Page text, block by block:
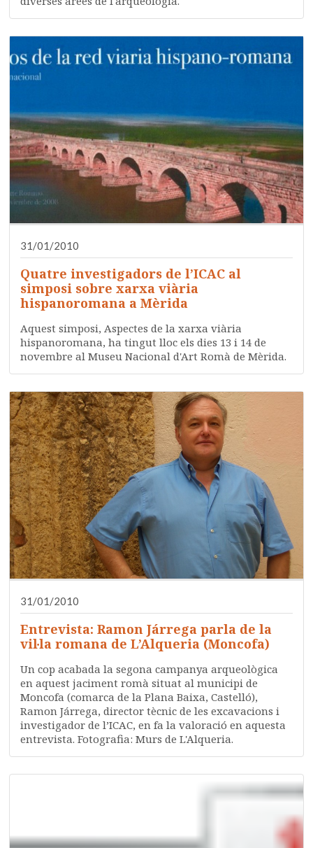
31/01/2010
Quatre investigadors de l’ICAC al
simposi sobre xarxa viària
hispanoromana a Mèrida
Aquest simposi, Aspectes de la xarxa viària
hispanoromana, ha tingut lloc els dies 13 i 14 de
novembre al Museu Nacional d'Art Romà de Mèrida.
31/01/2010
Entrevista: Ramon Járrega parla de la
vil·la romana de L’Alqueria (Moncofa)
Un cop acabada la segona campanya arqueològica
en aquest jaciment romà situat al municipi de
Moncofa (comarca de la Plana Baixa, Castelló),
Ramon Járrega, director tècnic de les excavacions i
investigador de l’ICAC, en fa la valoració en aquesta
entrevista. Fotografia: Murs de L'Alqueria.